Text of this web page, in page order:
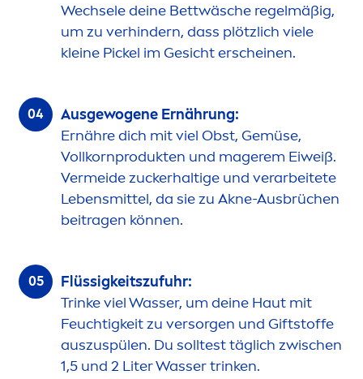
Wechsele deine Bettwäsche regelmäßig,
um zu verhindern, dass plötzlich viele
kleine Pickel im Gesicht erscheinen.
Ausgewogene Ernährung:
Ernähre dich mit viel Obst, Gemüse,
Vollkornprodukten und magerem Eiweiß.
Vermeide zuckerhaltige und verarbeitete
Lebensmittel, da sie zu Akne-Ausbrüchen
beitragen können.
Flüssigkeitszufuhr:
Trinke viel Wasser, um deine Haut mit
Feuchtigkeit zu versorgen und Giftstoffe
auszuspülen. Du solltest täglich zwischen
1,5 und 2 Liter Wasser trinken.